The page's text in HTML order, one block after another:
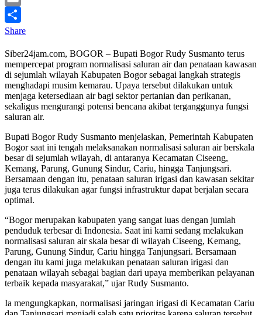
Email
Share
Siber24jam.com, BOGOR – Bupati Bogor Rudy Susmanto terus
mempercepat program normalisasi saluran air dan penataan kawasan
di sejumlah wilayah Kabupaten Bogor sebagai langkah strategis
menghadapi musim kemarau. Upaya tersebut dilakukan untuk
menjaga ketersediaan air bagi sektor pertanian dan perikanan,
sekaligus mengurangi potensi bencana akibat terganggunya fungsi
saluran air.
Bupati Bogor Rudy Susmanto menjelaskan, Pemerintah Kabupaten
Bogor saat ini tengah melaksanakan normalisasi saluran air berskala
besar di sejumlah wilayah, di antaranya Kecamatan Ciseeng,
Kemang, Parung, Gunung Sindur, Cariu, hingga Tanjungsari.
Bersamaan dengan itu, penataan saluran irigasi dan kawasan sekitar
juga terus dilakukan agar fungsi infrastruktur dapat berjalan secara
optimal.
“Bogor merupakan kabupaten yang sangat luas dengan jumlah
penduduk terbesar di Indonesia. Saat ini kami sedang melakukan
normalisasi saluran air skala besar di wilayah Ciseeng, Kemang,
Parung, Gunung Sindur, Cariu hingga Tanjungsari. Bersamaan
dengan itu kami juga melakukan penataan saluran irigasi dan
penataan wilayah sebagai bagian dari upaya memberikan pelayanan
terbaik kepada masyarakat,” ujar Rudy Susmanto.
Ia mengungkapkan, normalisasi jaringan irigasi di Kecamatan Cariu